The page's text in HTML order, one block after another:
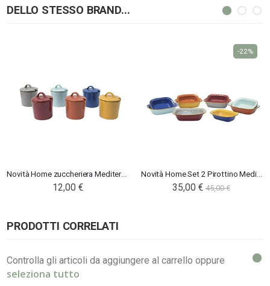
DELLO STESSO BRAND...
Novità Home zuccheriera Mediterraneo
12,00 €
Novità Home Set 2 Pirottino Mediterraneo
35,00 € 45,00 €
-22%
PRODOTTI CORRELATI
Controlla gli articoli da aggiungere al carrello oppure
seleziona tutto